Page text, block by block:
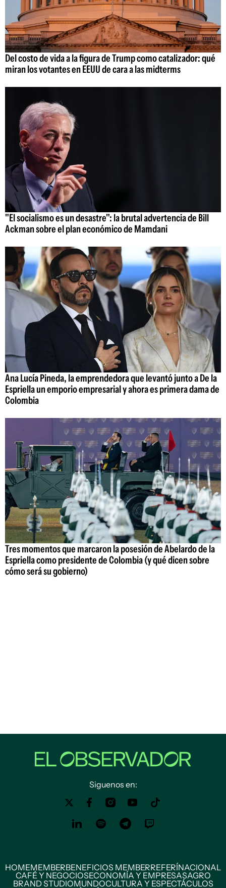
Del costo de vida a la figura de Trump como catalizador: qué
miran los votantes en EEUU de cara a las midterms
"El socialismo es un desastre": la brutal advertencia de Bill
Ackman sobre el plan económico de Mamdani
Ana Lucía Pineda, la emprendedora que levantó junto a De la
Espriella un emporio empresarial y ahora es primera dama de
Colombia
Tres momentos que marcaron la posesión de Abelardo de la
Espriella como presidente de Colombia (y qué dicen sobre
cómo será su gobierno)
Siguenos en:
HOMEMEMBERBENEFICIOS MEMBERREFERÍNACIONAL
CAFÉ Y NEGOCIOSECONOMÍA Y EMPRESASAGRO
BRAND STUDIOMUNDOCULTURA Y ESPECTÁCULOS